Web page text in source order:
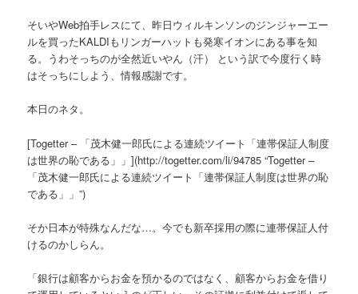
そいやWeb拍手レスにて、昨日ウィルキンソンのジンジャーエー
ルを買ったKALDIもリンガーハットも発寒イオンにある事を知
る。うわそっちのが全然近いやん（汗） という訳で今度行く時
はそっちにしよう、情報感謝です。
本日のネタ。
[Togetter – 「茂木健一郎氏による連続ツイート「連帯保証人制度
は世界の恥である」」](http://togetter.com/li/94785 “Togetter –
「茂木健一郎氏による連続ツイート「連帯保証人制度は世界の恥
である」」”)
そか日本が特殊なんだな…。今でも新卒採用の際に連帯保証人付
けるのかしらん。
「銀行は顧客からお金を預かるのではなく、顧客からお金を借り